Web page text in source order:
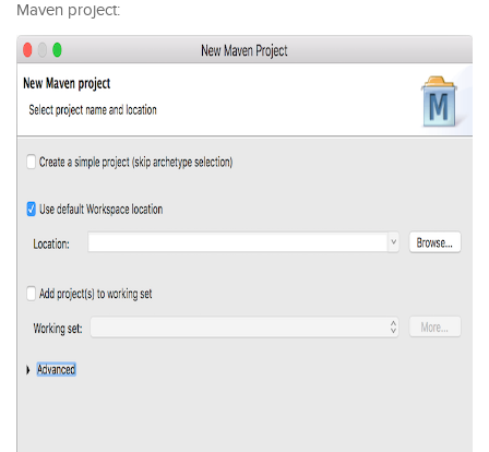
Maven project: